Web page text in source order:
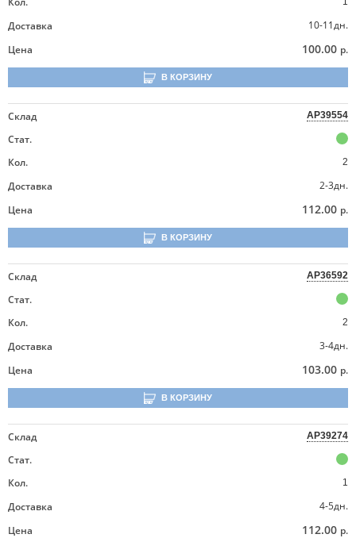
Доставка
10-11дн.
Цена
100.00 р.
В КОРЗИНУ
Склад AP39554
Стат.
Кол.
2
Доставка
2-3дн.
Цена
112.00 р.
В КОРЗИНУ
Склад AP36592
Стат.
Кол.
2
Доставка
3-4дн.
Цена
103.00 р.
В КОРЗИНУ
Склад AP39274
Стат.
Кол.
1
Доставка
4-5дн.
Цена
112.00 р.